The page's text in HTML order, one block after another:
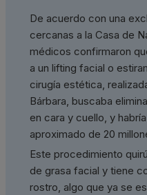
De acuerdo con una
cercanas a la Casa de
médicos confirmaron
a un lifting facial o
cirugía estética,
Bárbara, buscaba
en cara y cuello, y
aproximado de 20
Este procedimiento
de grasa facial y tiene
rostro, algo que ya se